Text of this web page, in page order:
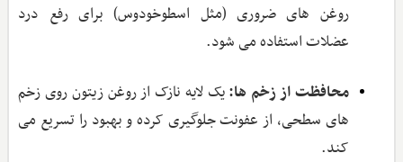
روغن ‌های ضروری (مثل اسطوخودوس) برای رفع درد
عضلات استفاده می ‌شود.
محافظت از زخم‌ ها:یک لایه نازک از روغن زیتون روی زخم
‌های سطحی، از عفونت جلوگیری کرده و بهبود را تسریع می‌
کند.